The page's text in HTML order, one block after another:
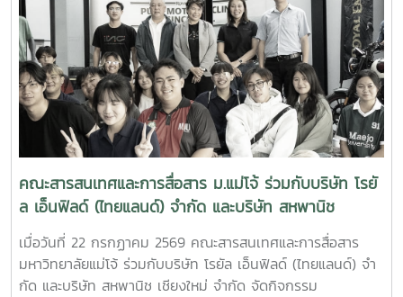
โดยมี ผู้ช่วยศาสตราจารย์ ดร.ณภัทร เรืองนภากุล รองคณบดี
ฝ่ายวิจัย บริการวิชาการและวิเทศสัมพันธ์ เป็นประธานเปิดงาน
ทั้งนี้ได้รับเกียรติจาก คุณพฤหัส พหลกุลบุตร เลขาธิการมูลนิธิ
สื่อชาวบ้าน (มะขามป้อม) เป็นวิทยากรถ่ายทอดองค์ความรู้
พร้อมนำกระบวนการแลกเปลี่ยนเรียนรู้และการมีส่วนร่วม เพื่อ
ค้นหาและกำหนดสมรรถนะหลักของบุคลากรที่สะท้อนอัตลักษณ์
และค่านิยมขององค์กร การจัดกิจกรรมในครั้งนี้มุ่งเน้นการมีส่วน
ร่วมของบุคลากรทุกภาคส่วน เพื่อร่วมกันกำหนดแนวทางการ
พัฒนาศักยภาพบุคลากรให้สอดคล้องกับเป้าหมายเชิง
ยุทธศาสตร์ของคณะ อันจะเป็นรากฐานสำคัญในการขับเคลื่อน
องค์กรให้บรรลุวิสัยทัศน์ และพร้อมรับการเปลี่ยนแปลงในยุค
ดิจิทัลอย่างยั่งยืน. กิจกรรมครั้งนี้มีผู้บริหาร คณาจารย์ และ
บุคลากรคณะสารสนเทศและการสื่อสาร เข้าร่วม ณ ห้องประชุม
คณะสารสนเทศและการสื่อสาร ม.แม่โจ้ ร่วมกับบริษัท โรยั
ล เอ็นฟิลด์ (ไทยแลนด์) จํากัด และบริษัท สหพานิช
เชียงใหม่ จํากัด จัดโครงการประกวด ออกแบบเสื้อยืด
Royal Enfield T-Shirt Design Contest 2026 ภายใต้
แนวคิด "Ride Your Story"
เมื่อวันที่ 22 กรกฏาคม 2569 คณะสารสนเทศและการสื่อสาร
มหาวิทยาลัยแม่โจ้ ร่วมกับบริษัท โรยัล เอ็นฟิลด์ (ไทยแลนด์) จํา
กัด และบริษัท สหพานิช เชียงใหม่ จํากัด จัดกิจกรรม